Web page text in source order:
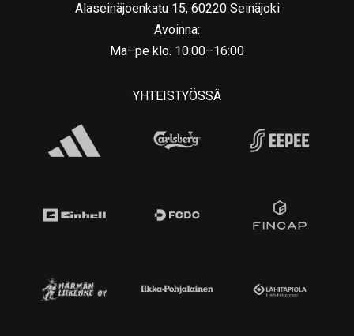
Alaseinäjoenkatu 15, 60220 Seinäjoki
Avoinna:
Ma–pe klo. 10:00–16:00
YHTEISTYÖSSÄ